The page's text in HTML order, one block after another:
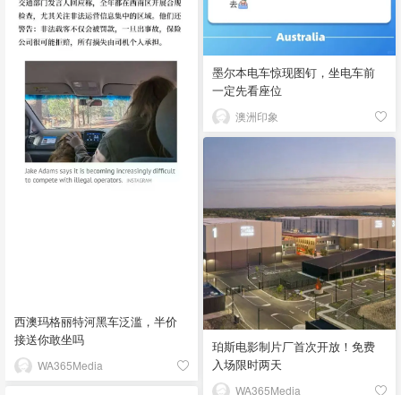
墨尔本电车惊现图钉，坐电车前
一定先看座位
澳洲印象
西澳玛格丽特河黑车泛滥，半价
接送你敢坐吗
WA365Media
珀斯电影制片厂首次开放！免费
入场限时两天
WA365Media